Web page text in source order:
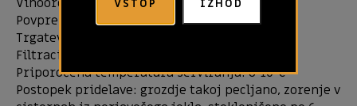
VSTOP IZHOD
Povprečna starost trte: 10 let
Trgatev: ročna, začetek septembra
Filtracija: da – pred stekleničenjem
Priporočena temperatura serviranja: 8-10°C
Postopek pridelave: grozdje takoj pecljano, zorenje v